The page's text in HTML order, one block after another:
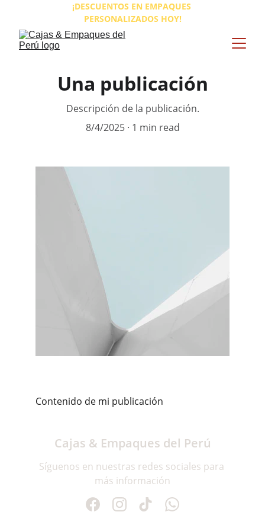
¡DESCUENTOS EN EMPAQUES
PERSONALIZADOS HOY!
Una publicación
Descripción de la publicación.
8/4/2025
1 min read
Contenido de mi publicación
Cajas & Empaques del Perú
Síguenos en nuestras redes sociales para
más información